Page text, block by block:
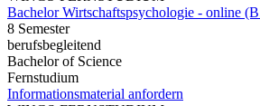
Bachelor Wirtschaftspsychologie - online
8 Semester
berufsbegleitend
Bachelor of Science
Fernstudium
Informationsmaterial anfordern